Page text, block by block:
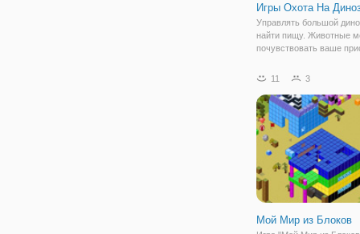
Игры Охота На
Управлять большой
найти пищу. Животные
почувствовать ваше
вы будете готовы, чтобы
задача уровня с кол-во
Начнем с ума
11 3
Мой Мир из Блоков